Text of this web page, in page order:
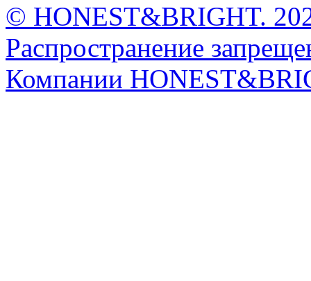
© HONEST&BRIGHT.
Распространение
Компании